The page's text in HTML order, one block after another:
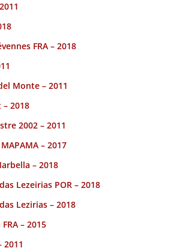
FRA – 2018
Monte – 2011
– 2018
2002 – 2011
– 2017
– 2018
Lezeirias POR – 2018
Lezirias – 2018
– 2015
2011